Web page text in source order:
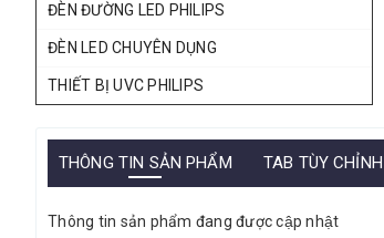
ĐÈN ĐƯỜNG LED PHILIPS
ĐÈN LED CHUYÊN DỤNG
THIẾT BỊ UVC PHILIPS
THÔNG TIN SẢN PHẨM TAB TÙY CHỈNH
Thông tin sản phẩm đang được cập nhật